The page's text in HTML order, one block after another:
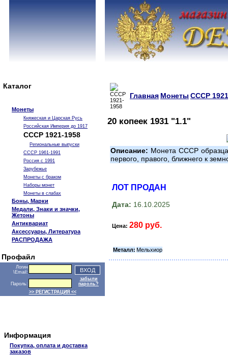
Каталог
Монеты
Княжеская и Царская Русь
Российская Империя до 1917
СССР 1921-1958
Региональные выпуски
СССР 1961-1991
Россия с 1991
Зарубежье
Монеты с браком
Наборы монет
Монеты в слабах
Боны, Марки
Медали, Знаки и значки,
Жетоны
Антиквариат
Аксессуары, Литература
РАСПРОДАЖА
Профайл
Логин
\Email:
Пароль:
забыли
пароль?
>> РЕГИСТРАЦИЯ <<
Информация
Покупка, оплата и доставка
заказов
Главная Монеты СССР
20 копеек 1931 "1.1"
Описание: Монета СССР
первого, правого, ближнего к
ЛОТ ПРОДАН
Дата: 16.10.2025
Цена: 280 руб.
Металл: Мельхиор